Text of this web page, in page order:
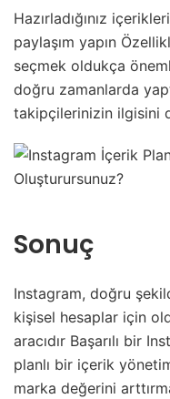
Hazırladığınız
paylaşım yapın
seçmek oldukça
doğru zamanlarda
takipçilerinizin ilgisini
Sonuç
Instagram, doğru
kişisel hesaplar için
aracıdır Başarılı bir
planlı bir içerik
marka değerini